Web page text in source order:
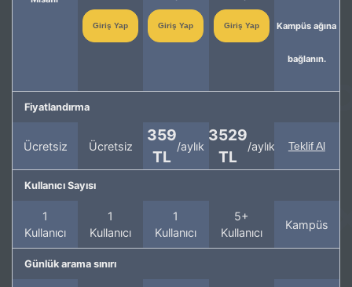
Giriş Yap Giriş Yap Giriş Yap Kampüs ağına
bağlanın.
Fiyatlandırma
Ücretsiz Ücretsiz
359
TL
/aylık
3529
TL
/aylık Teklif Al
Kullanıcı Sayısı
1
Kullanıcı
1
Kullanıcı
1
Kullanıcı
5+
Kullanıcı
Kampüs
Günlük arama sınırı